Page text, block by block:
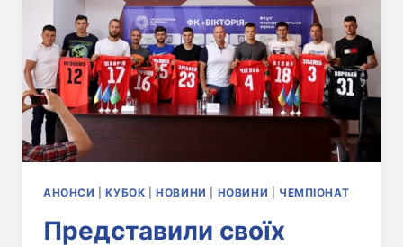
АНОНСИ |КУБОК |НОВИНИ НОВИНИ ЧЕМПІОНАТ
Представили своїх